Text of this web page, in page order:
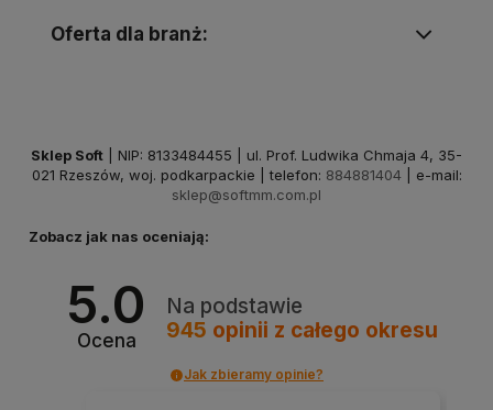
Oferta dla branż:
Sklep Soft | NIP: 8133484455 | ul. Prof. Ludwika Chmaja 4, 35-
021 Rzeszów, woj. podkarpackie | telefon: 884881404 | e-mail:
sklep@softmm.com.pl
Zobacz jak nas oceniają:
5.0
Ocena
Na podstawie
945 opinii z całego okresu
Jak zbieramy opinie?